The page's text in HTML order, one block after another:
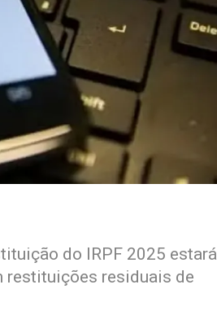
do IRPF 2025 estará
restituições residuais de